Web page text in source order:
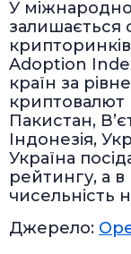
У
залишається
Adoption
країн за
криптовалют
Пакистан,
Індонезія,
Україна
рейтингу, а
чисельність
Джерело: